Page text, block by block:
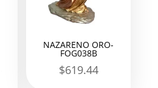
NAZARENO ORO-
FOG038B
$619.44